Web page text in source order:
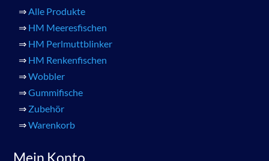
⇒Alle Produkte
⇒ HM Meeresfischen
⇒ HM Perlmuttblinker
⇒ HM Renkenfischen
⇒Wobbler
⇒Gummifische
⇒ Zubehör
⇒Warenkorb
Mein Konto